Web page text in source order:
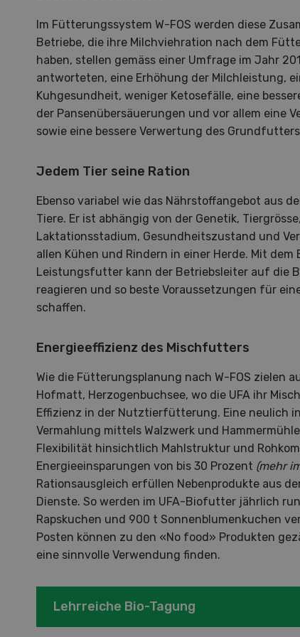
Im Fütterungssystem W-FOS werden diese
Betriebe, die ihre Milchviehration nach dem
haben, stellen gemäss einer Umfrage im Jahr
antworteten, eine Erhöhung der Milchleistung,
Kuhgesundheit, weniger Ketosefälle, eine
der Pansenübersäuerungen und vor allem eine
sowie eine bessere Verwertung des
Jedem Tier seine Ration
Ebenso variabel wie das Nährstoffangebot aus
Tiere. Er ist abhängig von der Genetik,
Laktationsstadium, Gesundheitszustand und
allen Kühen und Rindern in einer Herde. Mit
Leistungsfutter kann der Betriebsleiter auf die
reagieren und so beste Voraussetzungen für
schaffen.
Energieeffizienz des Mischfutters
Wie die Fütterungsplanung nach W-FOS zielen
Hofmatt, Herzogenbuchsee, wo die UFA ihr
Effizienz in der Nutztierfütterung. Eine neulich
Vermahlung mittels Walzwerk und
Flexibilität hinsichtlich Mahlstruktur und
Energieeinsparungen von bis 30 Prozent (mehr
Rationsausgleich erfüllen Nebenprodukte aus
Dienste. So werden im UFA-Biofutter jährlich
Rapskuchen und 900 t Sonnenblumenkuchen
Posten können zu den «No food» Produkten
eine sinnvolle Verwendung finden.
Lehrreiche Bio-Tagung
10-11
Demo Days 2026
Die Keller Forstmaschinen laden
Demonstrationen und der CH-
Premiere des neuen 8-Rad-
Forwarders ein.
VERANSTALTUNG